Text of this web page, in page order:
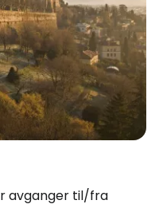
avganger til/fra